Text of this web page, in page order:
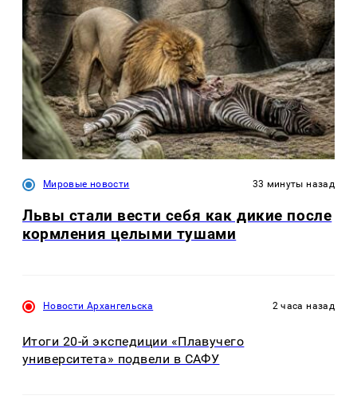
Мировые новости 33 минуты назад
Львы стали вести себя как дикие после
кормления целыми тушами
Новости Архангельска 2 часа назад
Итоги 20-й экспедиции «Плавучего
университета» подвели в САФУ